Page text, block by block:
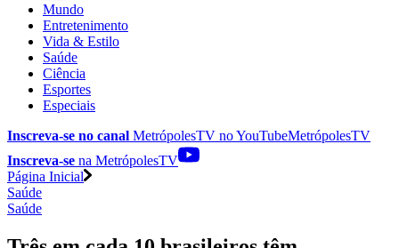
Mundo
Entretenimento
Vida & Estilo
Saúde
Ciência
Esportes
Especiais
Inscreva-se no canal MetrópolesTV noYouTubeMetrópolesTV
Inscreva-se na MetrópolesTV
Página Inicial
Saúde
Saúde